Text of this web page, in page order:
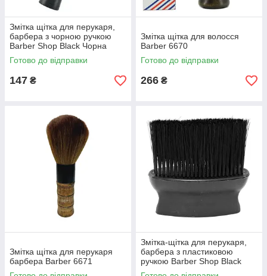
Змітка щітка для перукаря,
барбера з чорною ручкою
Barber Shop Black Чорна
Готово до відправки
147 ₴
Змітка щітка для волосся
Barber 6670
Готово до відправки
266 ₴
Змітка щітка для перукаря
барбера Barber 6671
Змітка-щітка для перукаря,
барбера з пластиковою
ручкою Barber Shop Black